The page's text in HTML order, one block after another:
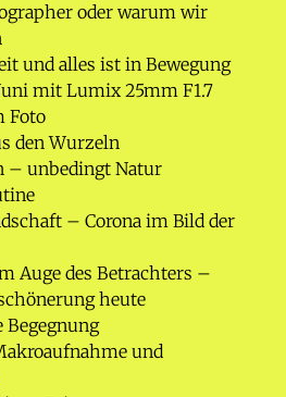
oder warum wir
und alles ist in Bewegung
mit Lumix 25mm F1.7
Foto
den Wurzeln
– unbedingt Natur
– Corona im Bild der
Auge des Betrachters –
heute
und